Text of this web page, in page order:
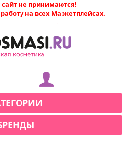
|
сайт не принимаются!
на всех Маркетплейсах.